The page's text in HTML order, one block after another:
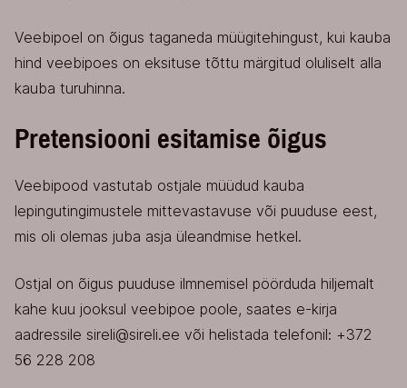
Veebipoel on õigus taganeda müügitehingust, kui kauba
hind veebipoes on eksituse tõttu märgitud oluliselt alla
kauba turuhinna.
Pretensiooni esitamise õigus
Veebipood vastutab ostjale müüdud kauba
lepingutingimustele mittevastavuse või puuduse eest,
mis oli olemas juba asja üleandmise hetkel.
Ostjal on õigus puuduse ilmnemisel pöörduda hiljemalt
kahe kuu jooksul veebipoe poole, saates e-kirja
aadressile sireli@sireli.ee või helistada telefonil: +372
56 228 208